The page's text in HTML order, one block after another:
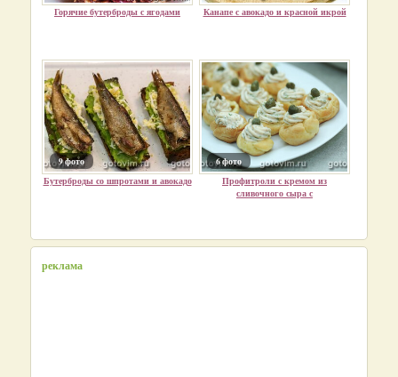
Горячие бутерброды с ягодами
Канапе с авокадо и красной икрой
9 фото
Бутерброды со шпротами и авокадо
6 фото
Профитроли с кремом из
сливочного сыра с
реклама